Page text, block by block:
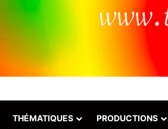
THÉMATIQUES PRODUCTIONS